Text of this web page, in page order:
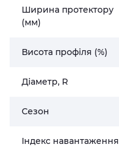
Ширина протектору
(мм)
Висота профіля (%)
Діаметр, R
Сезон
Індекс навантаження